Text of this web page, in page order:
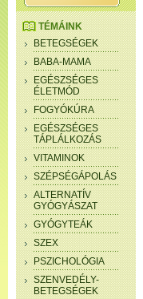
TÉMÁINK
BETEGSÉGEK
BABA-MAMA
EGÉSZSÉGES
ÉLETMÓD
FOGYÓKÚRA
EGÉSZSÉGES
TÁPLÁLKOZÁS
VITAMINOK
SZÉPSÉGÁPOLÁS
ALTERNATÍV
GYÓGYÁSZAT
GYÓGYTEÁK
SZEX
PSZICHOLÓGIA
SZENVEDÉLY-
BETEGSÉGEK